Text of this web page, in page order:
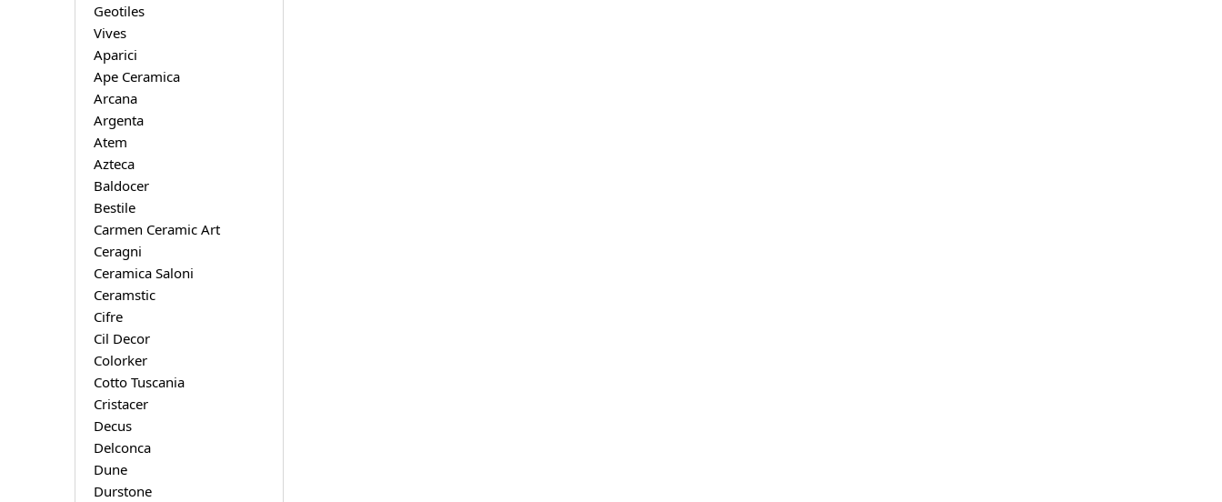
Geotiles
Vives
Aparici
Ape Ceramica
Arcana
Argenta
Atem
Azteca
Baldocer
Bestile
Carmen Ceramic Art
Ceragni
Ceramica Saloni
Ceramstic
Cifre
Cil Decor
Colorker
Cotto Tuscania
Cristacer
Decus
Delconca
Dune
Durstone